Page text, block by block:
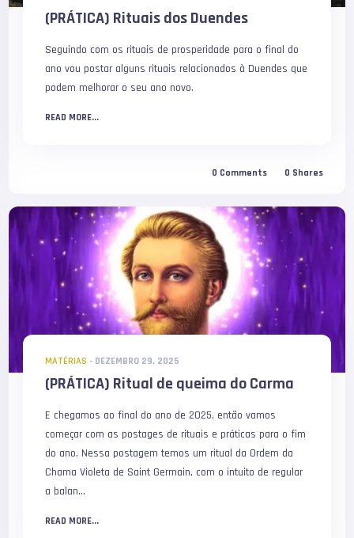
(PRÁTICA) Rituais dos Duendes
Seguindo com os rituais de prosperidade para o final do
ano vou postar alguns rituais relacionados à Duendes que
podem melhorar o seu ano novo.
READ MORE...
0 Comments 0 Shares
MATÉRIAS - DEZEMBRO 29, 2025
(PRÁTICA) Ritual de queima do Carma
E chegamos ao final do ano de 2025, então vamos
começar com as postages de rituais e práticas para o fim
do ano. Nessa postagem temos um ritual da Ordem da
Chama Violeta de Saint Germain, com o intuito de regular
a balan...
READ MORE...